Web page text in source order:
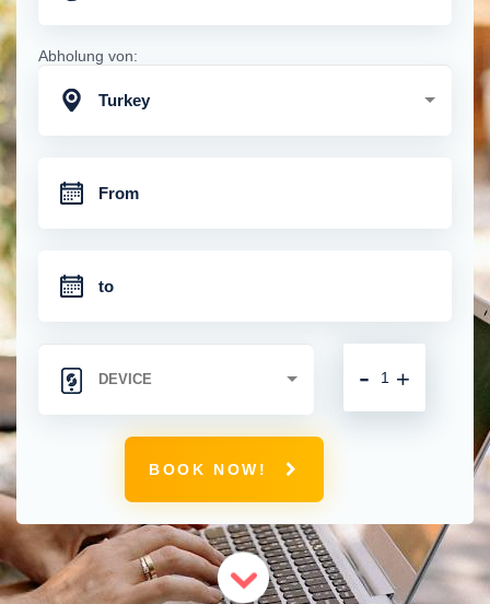
Abholung von:
Turkey
+
-
BOOK NOW!